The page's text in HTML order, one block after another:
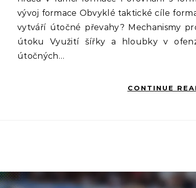
vývoj formace Obvyklé taktické cíle
vytváří útočné převahy? Mechanismy
útoku Využití šířky a hloubky v
útočných…
CONTINUE